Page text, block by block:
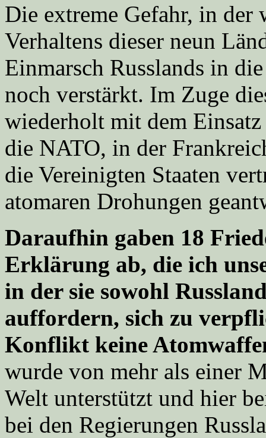
Die extreme Gefahr, in der
Verhaltens dieser neun
Einmarsch Russlands in
noch verstärkt. Im Zuge
wiederholt mit dem
die NATO, in der
die Vereinigten Staaten
atomaren Drohungen
Daraufhin gaben 18
Erklärung ab, die ich
in der sie sowohl
auffordern, sich zu
Konflikt keine
wurde von mehr als einer
Welt unterstützt und hier
bei den Regierungen